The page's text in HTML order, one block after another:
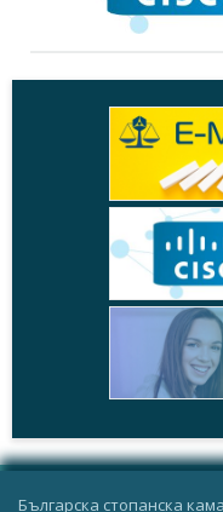
Българска стопанска